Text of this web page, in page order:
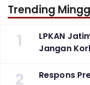
Trending
1
LPKAN
Jangan
2 Respons